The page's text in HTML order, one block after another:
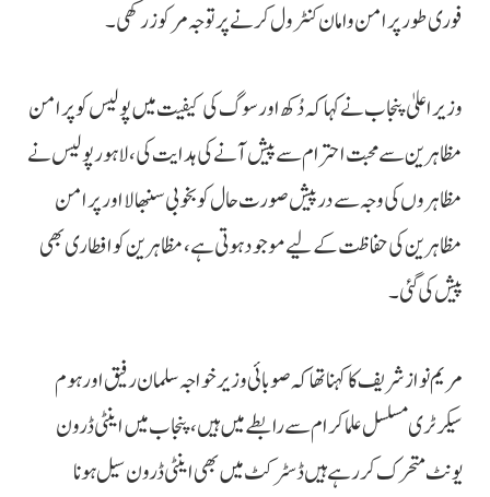
فوری طور پر امن وامان کنٹرول کرنے پر توجہ مرکوز رکھی۔
وزیراعلیٰ پنجاب نے کہا کہ دُکھ اور سوگ کی کیفیت میں پولیس کو پرامن
مظاہرین سے محبت احترام سے پیش آنے کی ہدایت کی، لاہور پولیس نے
مظاہروں کی وجہ سے درپیش صورت حال کو بخوبی سنبھالا اور پرامن
مظاہرین کی حفاظت کے لیے موجود ہوتی ہے، مظاہرین کو افطاری بھی
پیش کی گئی۔
مریم نواز شریف کا کہنا تھا کہ صوبائی وزیر خواجہ سلمان رفیق اور ہوم
سیکرٹری مسلسل علما کرام سے رابطے میں ہیں، پنجاب میں اینٹی ڈرون
یونٹ متحرک کر رہے ہیں ڈسٹرکٹ میں بھی اینٹی ڈرون سیل ہونا